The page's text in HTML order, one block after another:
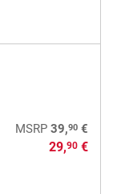
MSRP 39,90€
29,90€